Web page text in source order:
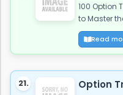
100 Option
to Master
Read
21. Option